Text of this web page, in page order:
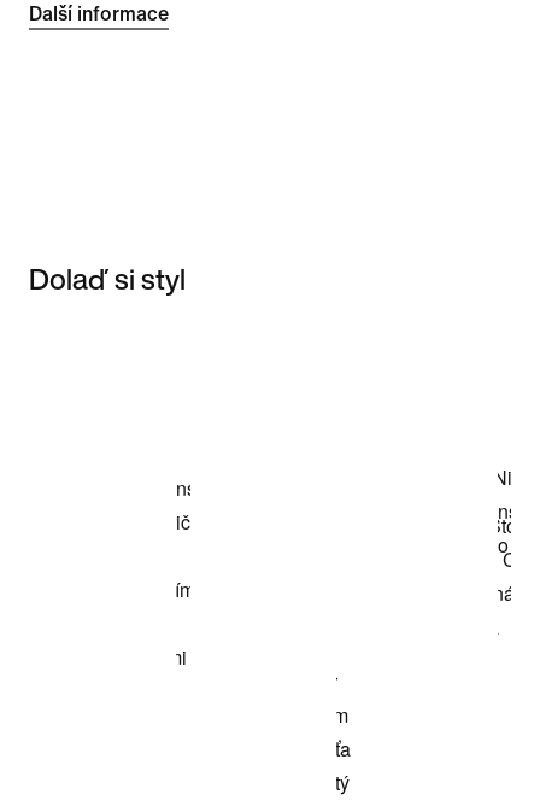
Další informace
Dolaď si styl